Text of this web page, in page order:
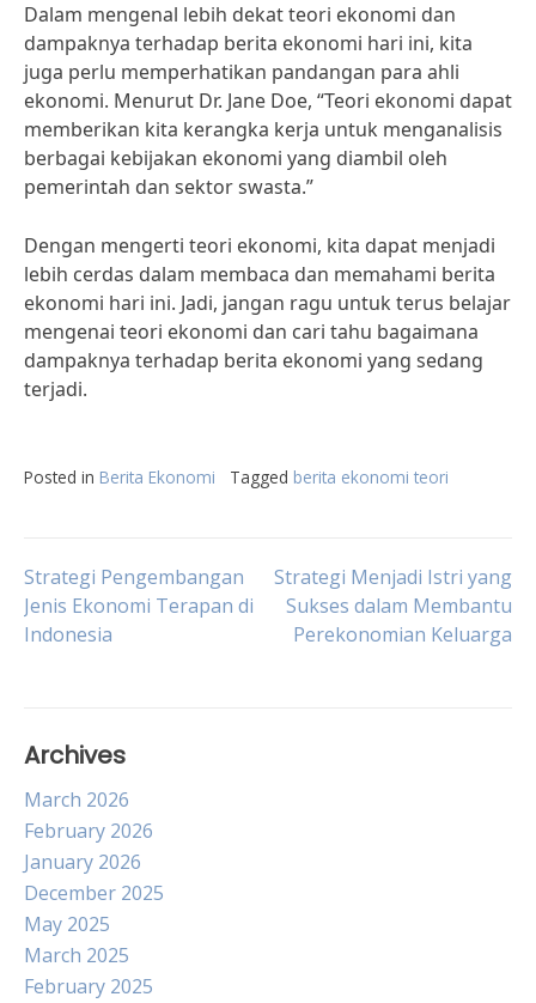
Dalam mengenal lebih dekat teori ekonomi dan
dampaknya terhadap berita ekonomi hari ini, kita
juga perlu memperhatikan pandangan para ahli
ekonomi. Menurut Dr. Jane Doe, “Teori ekonomi dapat
memberikan kita kerangka kerja untuk menganalisis
berbagai kebijakan ekonomi yang diambil oleh
pemerintah dan sektor swasta.”
Dengan mengerti teori ekonomi, kita dapat menjadi
lebih cerdas dalam membaca dan memahami berita
ekonomi hari ini. Jadi, jangan ragu untuk terus belajar
mengenai teori ekonomi dan cari tahu bagaimana
dampaknya terhadap berita ekonomi yang sedang
terjadi.
Posted in Berita Ekonomi Tagged berita ekonomi teori
Post
navigation
Strategi Pengembangan
Jenis Ekonomi Terapan di
Indonesia
Strategi Menjadi Istri yang
Sukses dalam Membantu
Perekonomian Keluarga
Archives
March 2026
February 2026
January 2026
December 2025
May 2025
March 2025
February 2025